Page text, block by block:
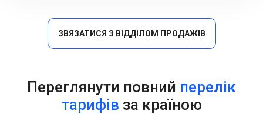
ЗВЯЗАТИСЯ З ВІДДІЛОМ ПРОДАЖІВ
Переглянути повний перелік
тарифів за країною